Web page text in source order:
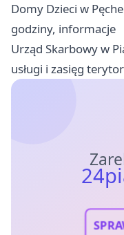
Domy Dzieci w
godziny, informacje
Urząd Skarbowy w
usługi i zasięg